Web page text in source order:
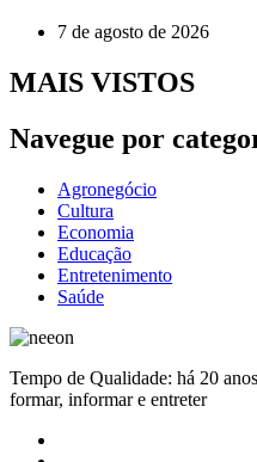
7 de agosto de 2026
MAIS VISTOS
Navegue por
Agronegócio
Cultura
Economia
Educação
Entretenimento
Saúde
Tempo de Qualidade: há 20
formar, informar e entreter